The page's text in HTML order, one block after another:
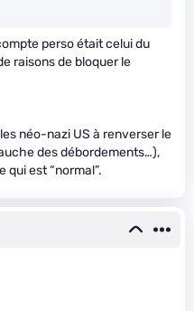
perso était celui du
raisons de bloquer le
néo-nazi US à renverser le
des débordements…),
qui est “normal”.